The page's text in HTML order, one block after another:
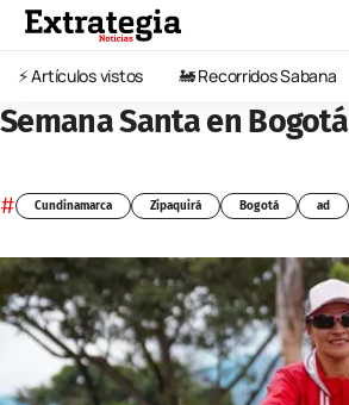
⚡️ Artículos vistos 🚂 Recorridos Sabana
Semana Santa en Bogotá
# Cundinamarca Zipaquirá Bogotá ad